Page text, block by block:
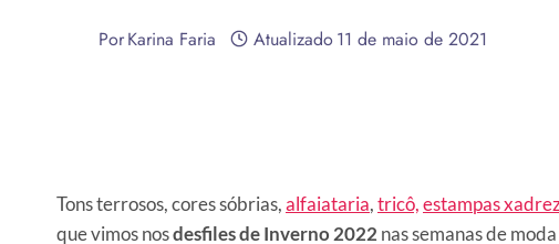
PorKarina Faria Atualizado11 de maio de 2021
Tons terrosos, cores sóbrias,alfaiataria,tricô,estampas
que vimos nosdesfiles de Inverno 2022nas semanas de